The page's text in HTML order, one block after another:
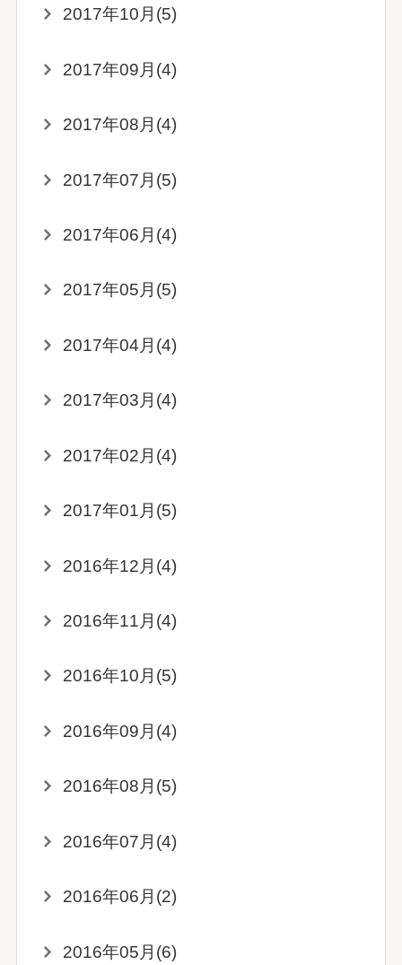
2017年10月(5)
2017年09月(4)
2017年08月(4)
2017年07月(5)
2017年06月(4)
2017年05月(5)
2017年04月(4)
2017年03月(4)
2017年02月(4)
2017年01月(5)
2016年12月(4)
2016年11月(4)
2016年10月(5)
2016年09月(4)
2016年08月(5)
2016年07月(4)
2016年06月(2)
2016年05月(6)